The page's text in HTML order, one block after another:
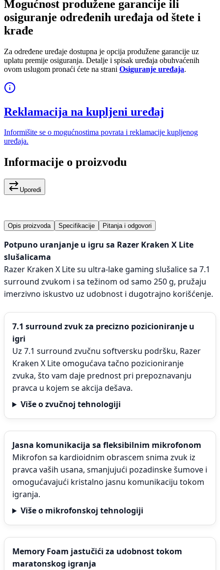
Mogućnost produžene garancije ili
osiguranje određenih uređaja od štete i
krađe
Za određene uređaje dostupna je opcija produžene garancije uz
uplatu premije osiguranja. Detalje i spisak uređaja obuhvaćenih
ovom uslugom pronaći ćete na strani Osiguranje uređaja.
Reklamacija na kupljeni uređaj
Informišite se o mogućnostima povrata i reklamacije kupljenog
uređaja.
Informacije o proizvodu
Uporedi
Opis proizvoda Specifikacije Pitanja i odgovori
Potpuno uranjanje u igru sa Razer Kraken X Lite
slušalicama
Razer Kraken X Lite su ultra-lake gaming slušalice sa 7.1
surround zvukom i sa težinom od samo 250 g, pružaju
imerzivno iskustvo uz udobnost i dugotrajno korišćenje.
7.1 surround zvuk za precizno pozicioniranje u
igri
Uz 7.1 surround zvučnu softversku podršku, Razer
Kraken X Lite omogućava tačno pozicioniranje
zvuka, što vam daje prednost pri prepoznavanju
pravca u kojem se akcija dešava.
Više o zvučnoj tehnologiji
Jasna komunikacija sa fleksibilnim mikrofonom
Mikrofon sa kardioidnim obrascem snima zvuk iz
pravca vaših usana, smanjujući pozadinske šumove i
omogućavajući kristalno jasnu komunikaciju tokom
igranja.
Više o mikrofonskoj tehnologiji
Memory Foam jastučići za udobnost tokom
maratonskog igranja